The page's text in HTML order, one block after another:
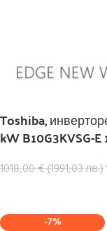
Toshiba,
kW B10G3KVSG-
1018,00€(1991,03лв.)
-7%